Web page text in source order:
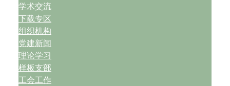
学术交流
下载专区
组织机构
党建新闻
理论学习
样板支部
工会工作